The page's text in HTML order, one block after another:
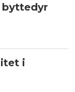
byttedyr
i